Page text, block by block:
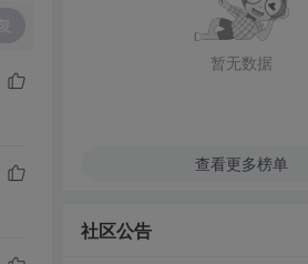
暂无数据
查看更多榜单
社区公告